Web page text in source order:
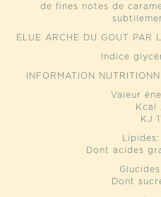
de fines notes de
ELUE ARCHE DU GOUT PAR
Indice
INFORMATION
Valeur
Kcal
KJ
Dont acides
Dont